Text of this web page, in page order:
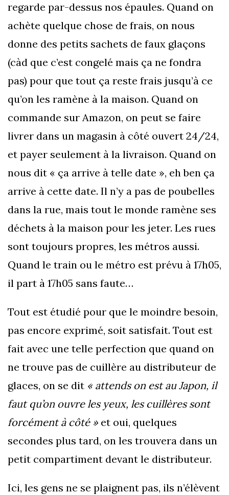
regarde par-dessus nos épaules. Quand on
achète quelque chose de frais, on nous
donne des petits sachets de faux glaçons
(càd que c’est congelé mais ça ne fondra
pas) pour que tout ça reste frais jusqu’à ce
qu’on les ramène à la maison. Quand on
commande sur Amazon, on peut se faire
livrer dans un magasin à côté ouvert 24/24,
et payer seulement à la livraison. Quand on
nous dit « ça arrive à telle date », eh ben ça
arrive à cette date. Il n’y a pas de poubelles
dans la rue, mais tout le monde ramène ses
déchets à la maison pour les jeter. Les rues
sont toujours propres, les métros aussi.
Quand le train ou le métro est prévu à 17h05,
il part à 17h05 sans faute…
Tout est étudié pour que le moindre besoin,
pas encore exprimé, soit satisfait. Tout est
fait avec une telle perfection que quand on
ne trouve pas de cuillère au distributeur de
glaces, on se dit « attends on est au Japon, il
faut qu’on ouvre les yeux, les cuillères sont
forcément à côté »et oui, quelques
secondes plus tard, on les trouvera dans un
petit compartiment devant le distributeur.
Ici, les gens ne se plaignent pas, ils n’élèvent